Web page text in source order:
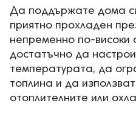
Да поддържате дома
приятно прохладен
непременно по-високи
достатъчно да
температурата, да
топлина и да
отоплителните или